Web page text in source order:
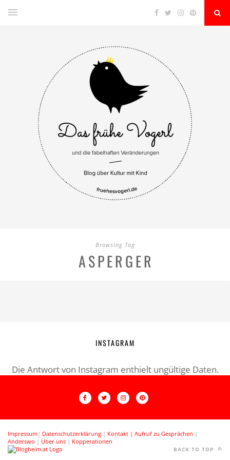
Browsing Tag
ASPERGER
INSTAGRAM
Die Antwort von Instagram enthielt ungültige Daten.
Impressum| Datenschutzerklärung | Kontakt | Aufruf zu Gesprächen |
Anderswo | Über uns | Kopperationen
BACK TO TOP